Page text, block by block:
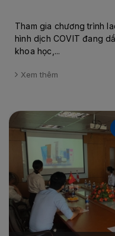
Tham gia chương trình
hình dịch COVIT đang
khoa học,...
Xem thêm